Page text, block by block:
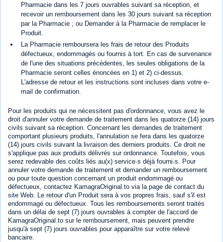
Pharmacie dans les 7 jours ouvrables suivant sa réception, et
recevoir un remboursement dans les 30 jours suivant sa réception
par la Pharmacie ; ou Demander à la Pharmacie de remplacer le
Produit.
La Pharmacie remboursera les frais de retour des Produits
défectueux, endommagés ou fournis à tort. En cas de survenance
de l'une des situations précédentes, les seules obligations de la
Pharmacie seront celles énoncées en 1) et 2) ci-dessus.
L'adresse de retour et les instructions sont incluses dans votre e-
mail de confirmation.
Pour les produits qui ne nécessitent pas d'ordonnance, vous avez le
droit d'annuler votre demande de traitement dans les quatorze (14) jours
civils suivant sa réception. Concernant les demandes de traitement
comportant plusieurs produits, l'annulation se fera dans les quatorze
(14) jours civils suivant la livraison des derniers produits. Ce droit ne
s'applique pas aux produits délivrés sur ordonnance. Toutefois, vous
serez redevable des coûts liés au(x) service·s déjà fourni·s. Pour
annuler votre demande de traitement et demander un remboursement
ou pour toute question concernant un produit endommagé ou
défectueux, contactez KamagraOriginal.to via la page de contact du
site Web. Le retour d'un Produit sera à vos propres frais, sauf s'il est
endommagé ou défectueux. Tous les remboursements seront traités
dans un délai de sept (7) jours ouvrables à compter de l'accord de
KamagraOriginal.to sur le remboursement, mais peuvent prendre
jusqu'à sept (7) jours ouvrables pour apparaître sur votre relevé
bancaire.